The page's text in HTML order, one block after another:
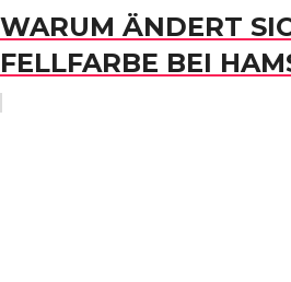
WARUM ÄNDERT
FELLFARBE BEI